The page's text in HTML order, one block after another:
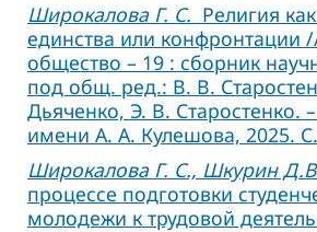
Широкалова Г. С. Религия
единства или конфронтации
общество – 19 : сборник
под общ. ред.: В. В.
Дьяченко, Э. В. Старостенко.
имени А. А. Кулешова, 2025.
Широкалова Г. С., Шкурин
процессе подготовки
молодежи к трудовой